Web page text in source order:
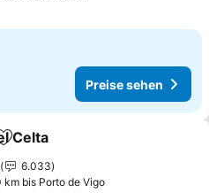
Preise sehen
Zu Favoriten hinzufügen
Celta
6.033
km bis Porto de Vigo